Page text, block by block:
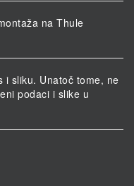
na Thule
i sliku. Unatoč tome, ne
podaci i slike u